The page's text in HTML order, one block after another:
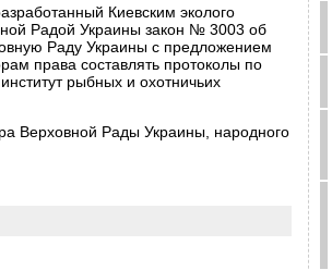
Киевским эколого
Радой Украины закон № 3003 об
Раду Украины с предложением
права составлять протоколы по
рыбных и охотничьих
Верховной Рады Украины, народного